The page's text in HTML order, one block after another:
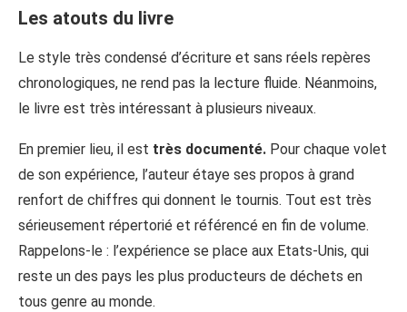
Les atouts du livre
Le style très condensé d’écriture et sans réels repères
chronologiques, ne rend pas la lecture fluide. Néanmoins,
le livre est très intéressant à plusieurs niveaux.
En premier lieu, il est très documenté. Pour chaque volet
de son expérience, l’auteur étaye ses propos à grand
renfort de chiffres qui donnent le tournis. Tout est très
sérieusement répertorié et référencé en fin de volume.
Rappelons-le : l’expérience se place aux Etats-Unis, qui
reste un des pays les plus producteurs de déchets en
tous genre au monde.